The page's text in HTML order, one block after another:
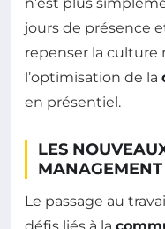
jours de présence
repenser la culture
l’optimisation de la
en présentiel.
LES
Le passage au